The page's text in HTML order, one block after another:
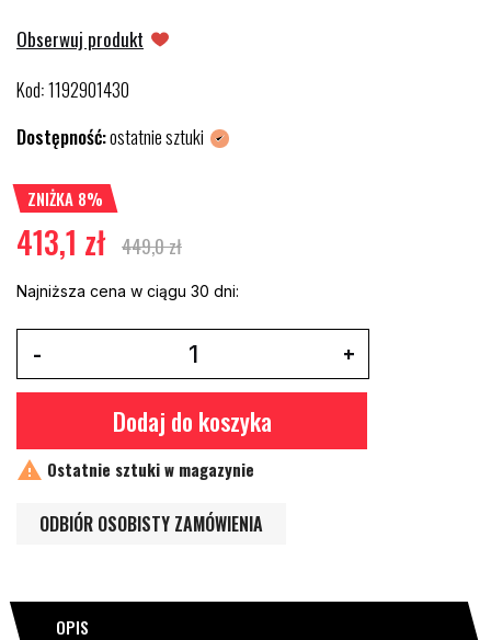
Obserwuj produkt
Kod:1192901430
Dostępność:ostatnie sztuki
ZNIŻKA 8%
413,1 zł 449,0 zł
Najniższa cena w ciągu 30 dni:
Dodaj do koszyka
 Ostatnie sztuki w magazynie
ODBIÓR OSOBISTY ZAMÓWIENIA
OPIS